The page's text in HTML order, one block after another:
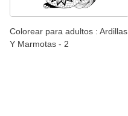
Colorear para adultos : Ardillas
Y Marmotas - 2